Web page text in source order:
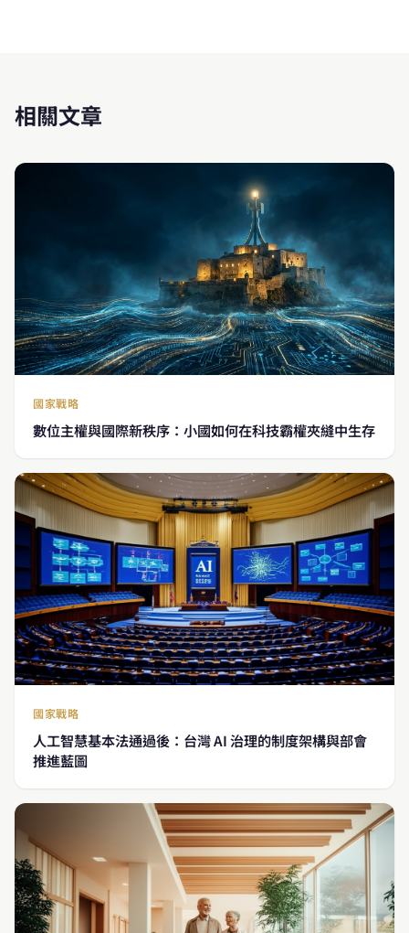
相關文章
國家戰略
數位主權與國際新秩序：小國如何在科技霸權夾縫中生存
國家戰略
人工智慧基本法通過後：台灣 AI 治理的制度架構與部會
推進藍圖